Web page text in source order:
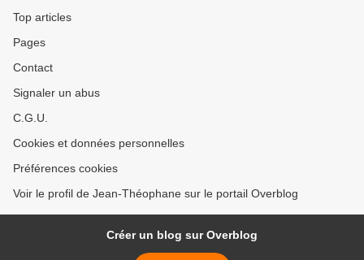
Top articles
Pages
Contact
Signaler un abus
C.G.U.
Cookies et données personnelles
Préférences cookies
Voir le profil de Jean-Théophane sur le portail Overblog
Créer un blog sur Overblog